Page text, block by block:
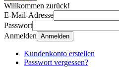
Willkommen zurück!
E-Mail-Adresse
Passwort
Anmelden Anmelden
Kundenkonto erstellen
Passwort vergessen?